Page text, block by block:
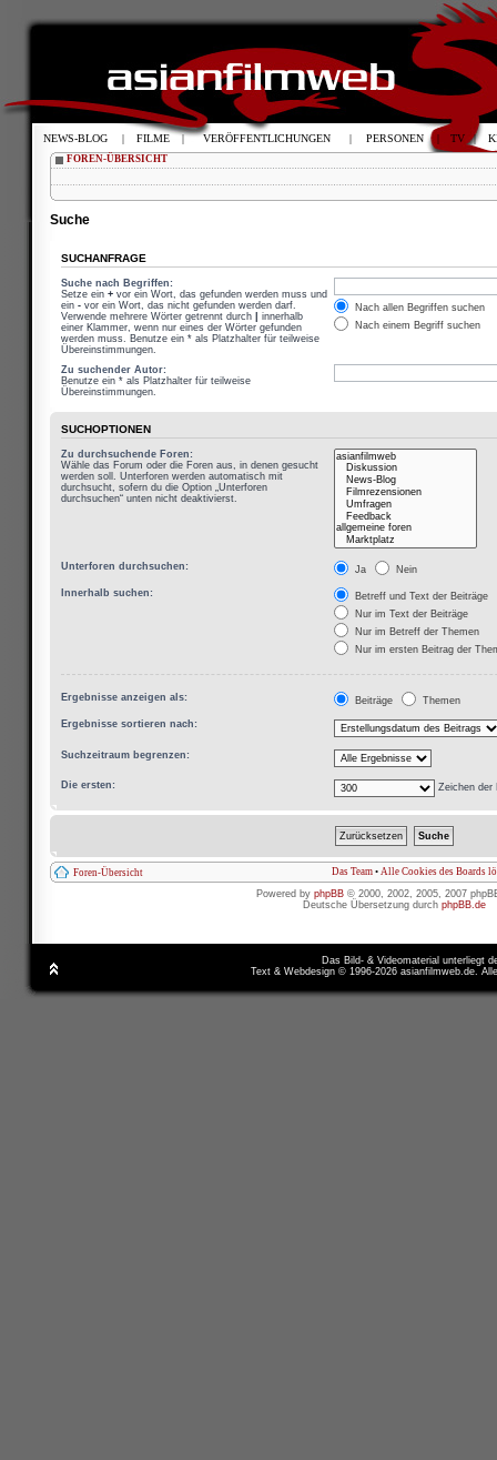
FOREN-ÜBERSICHT
Suche
SUCHANFRAGE
Suche nach Begriffen:
Setze ein + vor ein Wort, das gefunden werden muss und
ein - vor ein Wort, das nicht gefunden werden darf.
Verwende mehrere Wörter getrennt durch
innerhalb
einer Klammer, wenn nur eines der Wörter gefunden
werden muss. Benutze ein * als Platzhalter für teilweise
Übereinstimmungen.
Nach allen Begriffen suchen
Nach einem Begriff suchen
Zu suchender Autor:
Benutze ein * als Platzhalter für teilweise
Übereinstimmungen.
SUCHOPTIONEN
Zu durchsuchende Foren:
Wähle das Forum oder die Foren aus, in denen gesucht
werden soll. Unterforen werden automatisch mit
durchsucht, sofern du die Option „Unterforen
durchsuchen“ unten nicht deaktivierst.
Unterforen durchsuchen: Ja Nein
Innerhalb suchen:
Betreff und Text der Beiträge
Nur im Text der Beiträge
Nur im Betreff der Themen
Nur im ersten Beitrag der
Ergebnisse anzeigen als: Beiträge Themen
Ergebnisse sortieren nach:
Suchzeitraum begrenzen:
Die ersten: Zeichen der
Foren-Übersicht Das Team • Alle Cookies des Boards
Powered by phpBB © 2000, 2002, 2005, 2007
Deutsche Übersetzung durch phpBB.de
Das Bild- & Videomaterial unterliegt
Text & Webdesign © 1996-2026 asianfilmweb.de.
NEWS-BLOG | FILME | VERÖFFENTLICHUNGEN | PERSONEN | TV |